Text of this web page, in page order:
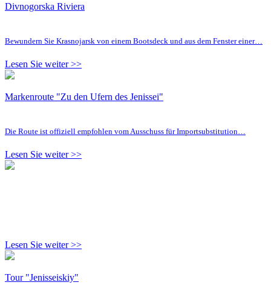
Divnogorska Riviera
Bewundern Sie Krasnojarsk von einem Bootsdeck und aus dem Fenster einer…
Lesen Sie weiter >>
Markenroute "Zu den Ufern des Jenissei"
Die Route ist offiziell empfohlen vom Ausschuss für Importsubstitution…
Lesen Sie weiter >>
Lesen Sie weiter >>
Tour "Jenisseiskiy"